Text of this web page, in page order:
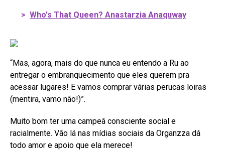
> Who's That Queen? Anastarzia Anaquway
“Mas, agora, mais do que nunca eu entendo a Ru ao
entregar o embranquecimento que eles querem pra
acessar lugares! E vamos comprar várias perucas loiras
(mentira, vamo não!)”.
Muito bom ter uma campeã consciente social e
racialmente. Vão lá nas mídias sociais da Organzza dá
todo amor e apoio que ela merece!